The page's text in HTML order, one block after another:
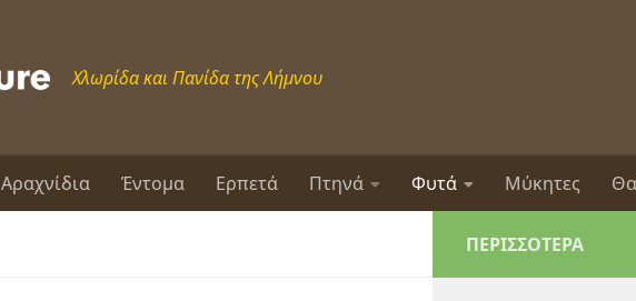
Χλωρίδα και Πανίδα της Λήμνου
Αραχνίδια Έντομα Ερπετά Πτηνά Φυτά Μύκητες
ΠΕΡΙΣΣΌΤΕΡΑ